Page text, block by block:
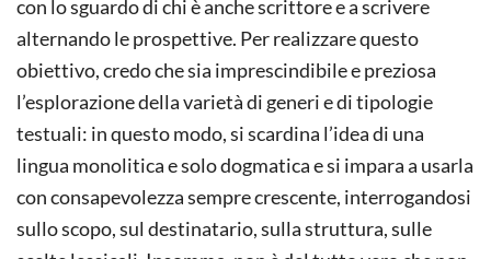
con lo sguardo di chi è anche scrittore e a scrivere
alternando le prospettive. Per realizzare questo
obiettivo, credo che sia imprescindibile e preziosa
l’esplorazione della varietà di generi e di tipologie
testuali: in questo modo, si scardina l’idea di una
lingua monolitica e solo dogmatica e si impara a usarla
con consapevolezza sempre crescente, interrogandosi
sullo scopo, sul destinatario, sulla struttura, sulle